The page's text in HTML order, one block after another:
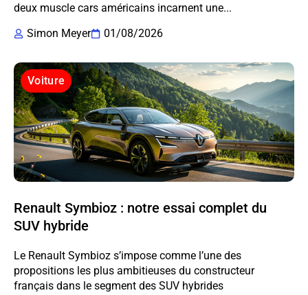
deux muscle cars américains incarnent une...
Simon Meyer
01/08/2026
Voiture
Renault Symbioz : notre essai complet du
SUV hybride
Le Renault Symbioz s’impose comme l’une des
propositions les plus ambitieuses du constructeur
français dans le segment des SUV hybrides